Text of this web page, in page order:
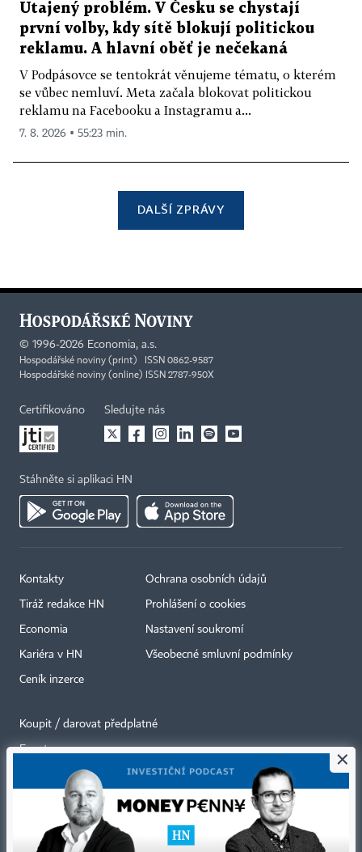
Utajený problém. V Česku se chystají
první volby, kdy sítě blokují politickou
reklamu. A hlavní oběť je nečekaná
V Podpásovce se tentokrát věnujeme tématu, o kterém
se vůbec nemluví. Meta začala blokovat politickou
reklamu na Facebooku a Instagramu a...
7. 8. 2026 ▪ 55:23 min.
DALŠÍ ZPRÁVY
© 1996-2026 Economia, a.s.
Hospodářské noviny (print) ISSN 0862-9587
Hospodářské noviny (online) ISSN 2787-950X
Certifikováno Sledujte nás
Stáhněte si aplikaci HN
Kontakty
Tiráž redakce HN
Economia
Kariéra v HN
Ceník inzerce
Ochrana osobních údajů
Prohlášení o cookies
Nastavení soukromí
Všeobecné smluvní podmínky
Koupit / darovat předplatné
Eventy
Newslettery
RSS kanály
×